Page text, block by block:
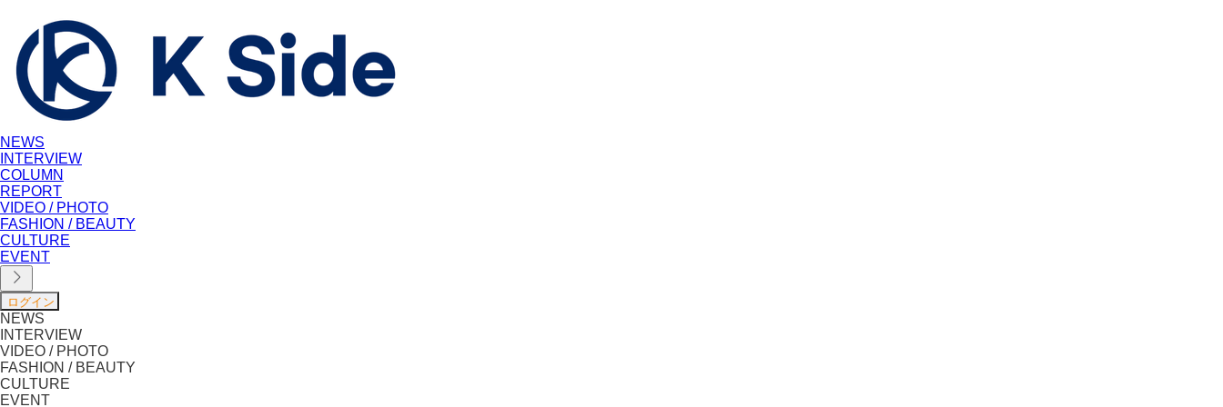
NEWS
INTERVIEW
COLUMN
REPORT
VIDEO / PHOTO
FASHION / BEAUTY
CULTURE
EVENT
NEWS
INTERVIEW
VIDEO / PHOTO
FASHION / BEAUTY
CULTURE
EVENT